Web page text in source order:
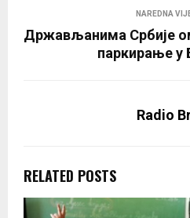
NAREDNA
Држављанима Србије
паркирање у
Radio
RELATED POSTS